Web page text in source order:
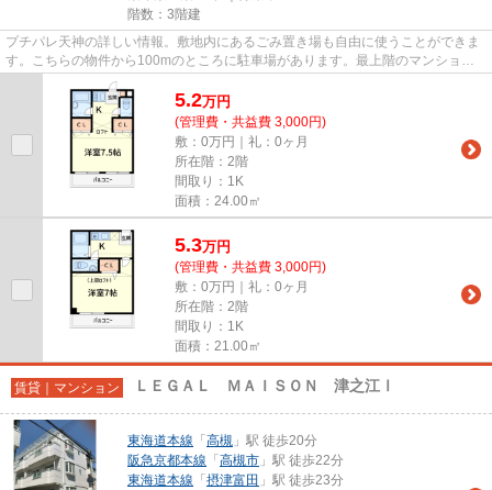
階数：3階建
プチパレ天神の詳しい情報。敷地内にあるごみ置き場も自由に使うことができま
す。こちらの物件から100mのところに駐車場があります。最上階のマンション
です。気になる情報を見つけた...
5.2万円
(管理費・共益費 3,000円)
敷：0万円｜礼：0ヶ月
所在階：2階
間取り：1K
面積：24.00㎡
5.3万円
(管理費・共益費 3,000円)
敷：0万円｜礼：0ヶ月
所在階：2階
間取り：1K
面積：21.00㎡
賃貸｜マンション ＬＥＧＡＬ ＭＡＩＳＯＮ 津之江Ⅰ
東海道本線 「 高槻 」駅 徒歩20分
阪急京都本線 「 高槻市 」駅 徒歩22分
東海道本線 「 摂津富田 」駅 徒歩23分